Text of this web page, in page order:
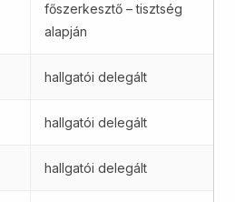
főszerkesztő – tisztség
alapján
hallgatói delegált
hallgatói delegált
hallgatói delegált